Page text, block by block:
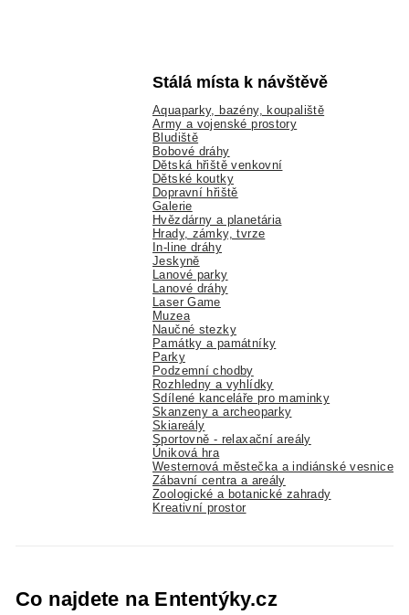
Stálá místa k návštěvě
Aquaparky, bazény, koupaliště
Army a vojenské prostory
Bludiště
Bobové dráhy
Dětská hřiště venkovní
Dětské koutky
Dopravní hřiště
Galerie
Hvězdárny a planetária
Hrady, zámky, tvrze
In-line dráhy
Jeskyně
Lanové parky
Lanové dráhy
Laser Game
Muzea
Naučné stezky
Památky a památníky
Parky
Podzemní chodby
Rozhledny a vyhlídky
Sdílené kanceláře pro maminky
Skanzeny a archeoparky
Skiareály
Sportovně - relaxační areály
Úniková hra
Westernová městečka a indiánské vesnice
Zábavní centra a areály
Zoologické a botanické zahrady
Kreativní prostor
Co najdete na Ententýky.cz